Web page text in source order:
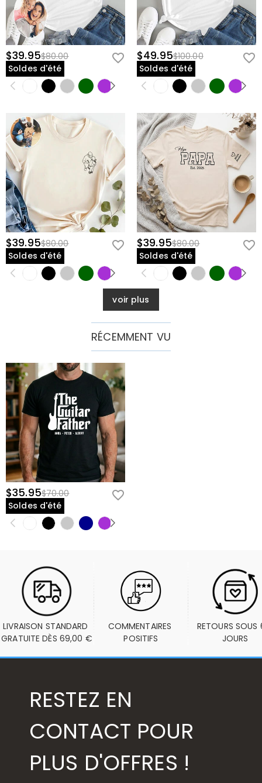
$39.95$80.00
Soldes d'été
$49.95$100.00
Soldes d'été
$39.95$80.00
Soldes d'été
$39.95$80.00
Soldes d'été
voir plus
RÉCEMMENT VU
$35.95$70.00
Soldes d'été
LIVRAISON STANDARD
GRATUITE DÈS 69,00 €
COMMENTAIRES
POSITIFS
RETOURS SOUS
JOURS
RESTEZ EN
CONTACT POUR
PLUS D'OFFRES !